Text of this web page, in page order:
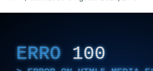
ERRO 100